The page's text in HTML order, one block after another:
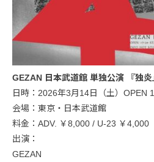
GEZAN 日本武道館 単独公演 『独炎
日時：2026年3月14日（土）OPEN
会場：東京・日本武道館
料金：ADV. ￥8,000 / U-23 ￥4,000
出演：
GEZAN